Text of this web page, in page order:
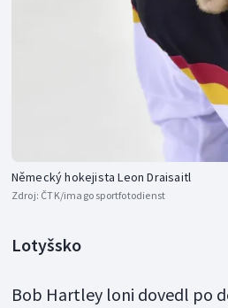
Německý hokejista Leon Draisaitl
Zdroj: ČTK/imago sportfotodienst
Lotyšsko
Bob Hartley loni dovedl po